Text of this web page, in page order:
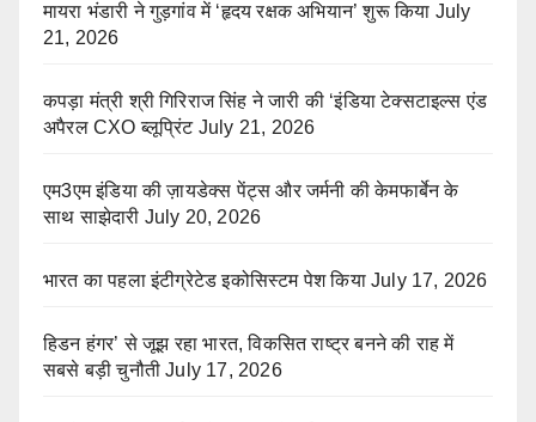
मायरा भंडारी ने गुड़गांव में ‘हृदय रक्षक अभियान’ शुरू किया July
21, 2026
कपड़ा मंत्री श्री गिरिराज सिंह ने जारी की ‘इंडिया टेक्सटाइल्स एंड
अपैरल CXO ब्लूप्रिंट July 21, 2026
एम3एम इंडिया की ज़ायडेक्स पेंट्स और जर्मनी की केमफार्बेन के
साथ साझेदारी July 20, 2026
भारत का पहला इंटीग्रेटेड इकोसिस्टम पेश किया July 17, 2026
हिडन हंगर’ से जूझ रहा भारत, विकसित राष्ट्र बनने की राह में
सबसे बड़ी चुनौती July 17, 2026